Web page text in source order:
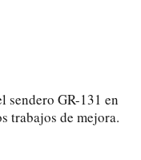
sendero GR-131 en
trabajos de mejora.